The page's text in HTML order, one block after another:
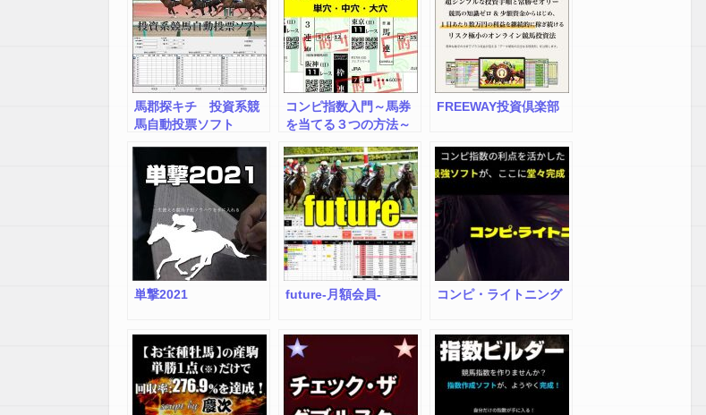
馬郡探キチ 投資系競
馬自動投票ソフト
コンピ指数入門～馬券
を当てる３つの方法～
FREEWAY投資倶楽部
単撃2021 future-月額会員- コンピ・ライトニング